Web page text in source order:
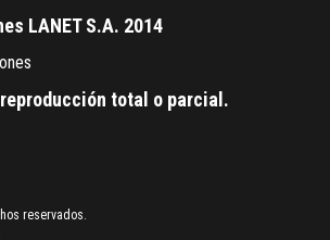
LANET S.A. 2014
total o parcial.
reservados.